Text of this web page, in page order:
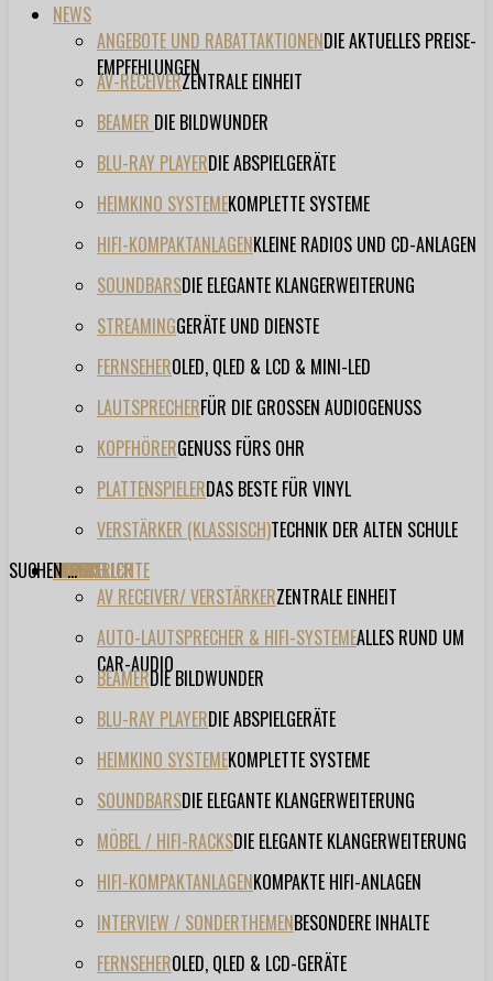
NEWS
ANGEBOTE UND RABATTAKTIONENDIE AKTUELLES PREISE-
EMPFEHLUNGEN
AV-RECEIVERZENTRALE EINHEIT
BEAMER DIE BILDWUNDER
BLU-RAY PLAYERDIE ABSPIELGERÄTE
HEIMKINO SYSTEMEKOMPLETTE SYSTEME
HIFI-KOMPAKTANLAGENKLEINE RADIOS UND CD-ANLAGEN
SOUNDBARSDIE ELEGANTE KLANGERWEITERUNG
STREAMINGGERÄTE UND DIENSTE
FERNSEHEROLED, QLED & LCD & MINI-LED
LAUTSPRECHERFÜR DIE GROSSEN AUDIOGENUSS
KOPFHÖRERGENUSS FÜRS OHR
PLATTENSPIELERDAS BESTE FÜR VINYL
VERSTÄRKER (KLASSISCH)TECHNIK DER ALTEN SCHULE
TESTBERICHTE
AV RECEIVER/ VERSTÄRKERZENTRALE EINHEIT
AUTO-LAUTSPRECHER & HIFI-SYSTEMEALLES RUND UM
CAR-AUDIO
BEAMERDIE BILDWUNDER
BLU-RAY PLAYERDIE ABSPIELGERÄTE
HEIMKINO SYSTEMEKOMPLETTE SYSTEME
SOUNDBARSDIE ELEGANTE KLANGERWEITERUNG
MÖBEL / HIFI-RACKSDIE ELEGANTE KLANGERWEITERUNG
HIFI-KOMPAKTANLAGENKOMPAKTE HIFI-ANLAGEN
INTERVIEW / SONDERTHEMENBESONDERE INHALTE
FERNSEHEROLED, QLED & LCD-GERÄTE
FORUM
FILME
VIDEOS
HERSTELLER
EVENT
SUCHEN ...